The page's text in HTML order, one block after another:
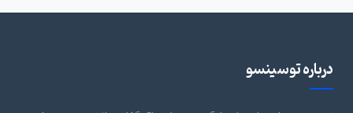
درباره توسینسو